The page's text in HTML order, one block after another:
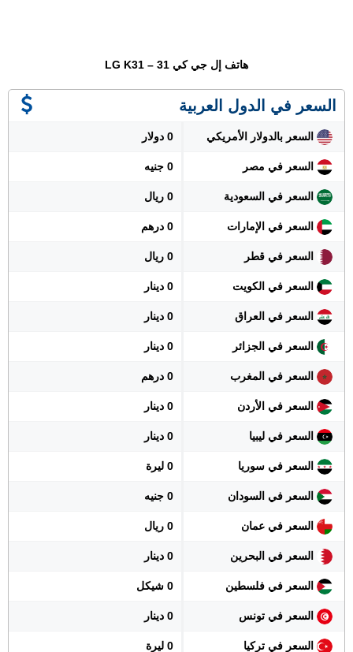
هاتف إل جي كي 31 – LG K31
السعر في الدول العربية
السعر بالدولار الأمريكي 0 دولار
السعر في مصر 0 جنيه
السعر في السعودية 0 ريال
السعر في الإمارات 0 درهم
السعر في قطر 0 ريال
السعر في الكويت 0 دينار
السعر في العراق 0 دينار
السعر في الجزائر 0 دينار
السعر في المغرب 0 درهم
السعر في الأردن 0 دينار
السعر في ليبيا 0 دينار
السعر في سوريا 0 ليرة
السعر في السودان 0 جنيه
السعر في عمان 0 ريال
السعر في البحرين 0 دينار
السعر في فلسطين 0 شيكل
السعر في تونس 0 دينار
السعر في تركيا 0 ليرة